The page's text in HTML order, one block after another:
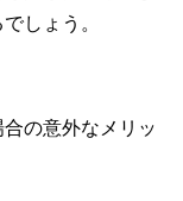
しょう。
の意外なメリッ